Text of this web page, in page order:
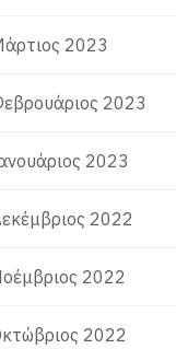
2023
2023
2023
2022
2022
2022